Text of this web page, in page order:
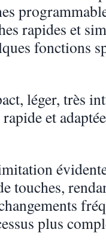
rapides et
fonctions
léger, très
et
touches,
plus